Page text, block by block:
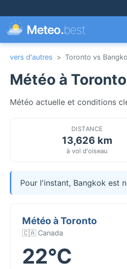
Meteo.best
vers d'autres > Toronto vs
Météo à
Météo actuelle et conditions
DISTANCE
13,626 km
à vol d'oiseau
Pour l'instant, Bangkok est
Météo à Toronto
🇨🇦 Canada
22°C